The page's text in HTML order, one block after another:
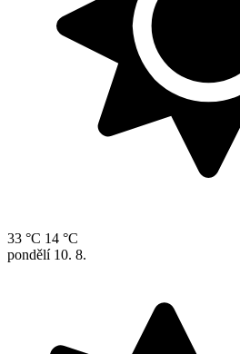
33 °C 14 °C
pondělí 10. 8.